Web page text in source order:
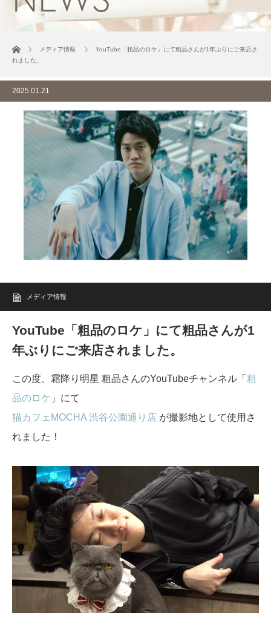
ホーム メディア情報
YouTube「粗品のロケ」にて粗品さんが1年ぶりにご来店さ
れました。
2025.01.21
メディア情報
YouTube「粗品のロケ」にて粗品さんが1
年ぶりにご来店されました。
この度、霜降り明星 粗品さんのYouTubeチャンネル「 粗
品のロケ 」にて
猫カフェMOCHA 渋谷公園通り店 が撮影地として使用さ
れました！